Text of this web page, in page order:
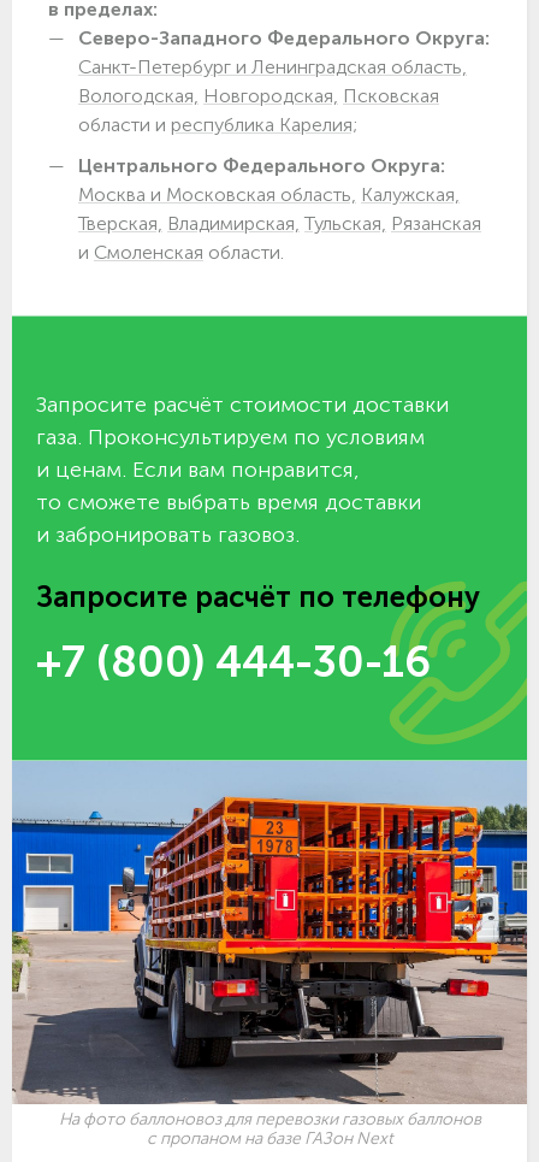
в пределах:
Северо-Западного Федерального Округа:
Санкт-Петербург и Ленинградская область,
Вологодская, Новгородская, Псковская
области и республика Карелия;
Центрального Федерального Округа:
Москва и Московская область, Калужская,
Тверская, Владимирская, Тульская, Рязанская
и Смоленская области.
Запросите расчёт стоимости доставки
газа. Проконсультируем по условиям
и ценам. Если вам понравится,
то сможете выбрать время доставки
и забронировать газовоз.
Запросите расчёт по телефону
+7 (800) 444-30-16
На фото баллоновоз для перевозки газовых баллонов
с пропаном на базе ГАЗон Next